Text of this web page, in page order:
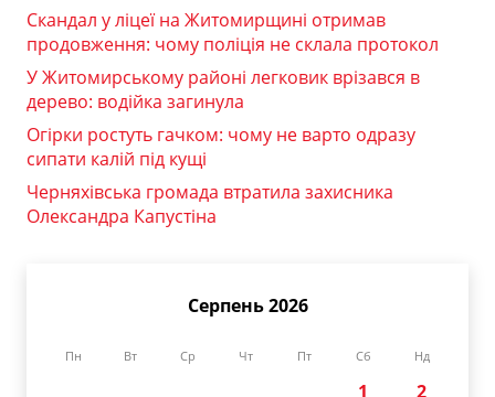
Скандал у ліцеї на Житомирщині отримав
продовження: чому поліція не склала протокол
У Житомирському районі легковик врізався в
дерево: водійка загинула
Огірки ростуть гачком: чому не варто одразу
сипати калій під кущі
Черняхівська громада втратила захисника
Олександра Капустіна
Серпень 2026
Пн Вт Ср Чт Пт Сб Нд
1
2